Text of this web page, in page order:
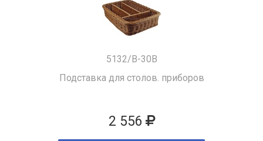
5132/B-30B
Подставка для столов. приборов
2 556